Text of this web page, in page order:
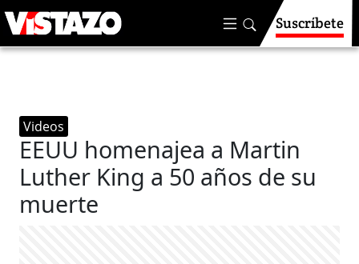
Suscríbete
Videos
EEUU homenajea a Martin
Luther King a 50 años de su
muerte